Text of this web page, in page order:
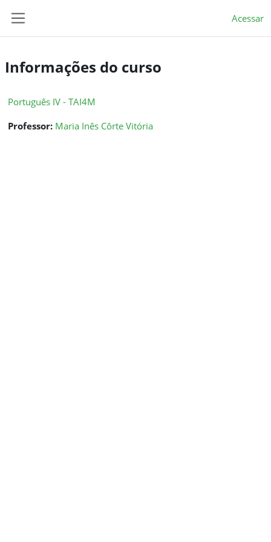
Acessar
Informações do curso
Português IV - TAI4M
Professor: Maria Inês Côrte Vitória